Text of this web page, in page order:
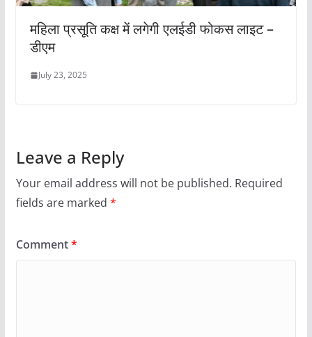
महिला प्रसूति कक्ष में लगेगी एलईडी फोकस लाइट –
डीएम
July 23, 2025
Leave a Reply
Your email address will not be published. Required
fields are marked *
Comment*